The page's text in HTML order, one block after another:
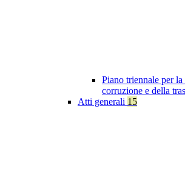
Piano triennale per
corruzione e della
Atti generali 15